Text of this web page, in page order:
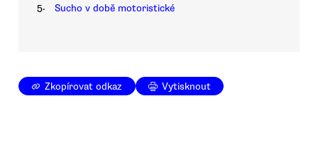
5. Sucho v době motoristické
Zkopírovat odkaz Vytisknout